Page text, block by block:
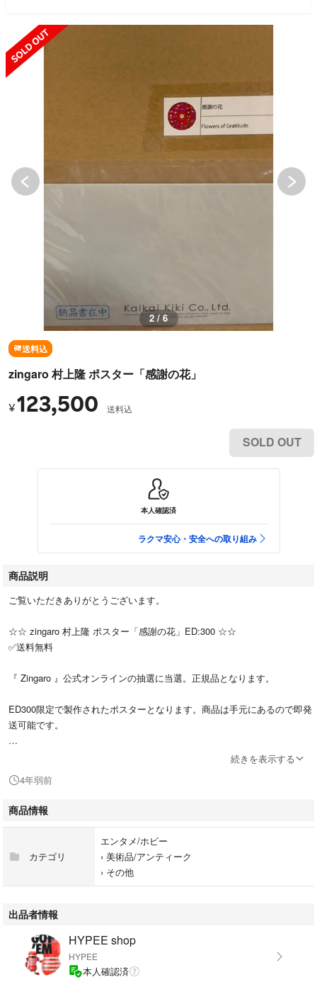
2 / 6
送料込
zingaro 村上隆 ポスター「感謝の花」
¥123,500 送料込
SOLD OUT
本人確認済
ラクマ安心・安全への取り組み
商品説明
ご覧いただきありがとうございます。
☆☆ zingaro 村上隆 ポスター「感謝の花」ED:300 ☆☆
✅送料無料
『 Zingaro 』公式オンラインの抽選に当選。正規品となります。
ED300限定で製作されたポスターとなります。商品は手元にあるので即発
送可能です。
お探しの方、気になってた方はこの機会に是非ご検討下さい。
で何卒宜しくお願い致します
✅個人情報の記載のある納品書、シールは剥がした上でお店からの発送さ
れた梱包に入れたまま発送致します。
✅ご購入の際にはお手数ですが購入申請をお願い致します
新品未使用、未開封
⚫︎付属品
続きを表示する
4年弱前
商品情報
カテゴリ
エンタメ/ホビー
› 美術品/アンティーク
› その他
出品者情報
HYPEE shop
HYPEE
本人確認済